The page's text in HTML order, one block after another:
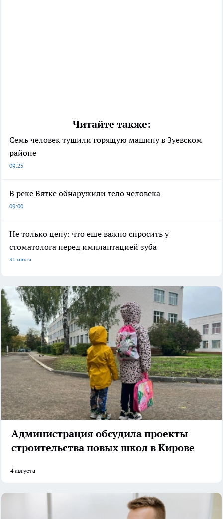
Читайте также:
Семь человек тушили горящую машину в Зуевском
районе
09:25
В реке Вятке обнаружили тело человека
09:00
Не только цену: что еще важно спросить у
стоматолога перед имплантацией зуба
31 июля
Администрация обсудила проекты
строительства новых школ в Кирове
4 августа